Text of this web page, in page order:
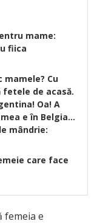
mame:
fiica
mamele? Cu
de acasă.
Oa! A
e în Belgia…
mândrie:
care face
femeia e